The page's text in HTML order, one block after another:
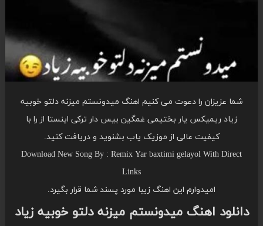
شما عزیزان را دعوت می کنیم اهنگ میدونستم میزنه دلتو خوبیه
زیاد ریمیکس یار بختیمی غمگین بیس دار ترکی اینستا از را با
کیفیت عالی از موزیک یاب بشنوید و دریافت کنید.
Download New Song By : Remix Yar baxtimi gelayol With Direct
Links
امیدوارم این اهنگ زیبا مورد پسند شما قرار بگیرد.
دانلود اهنگ میدونستم میزنه دلتو خوبیه زیاد